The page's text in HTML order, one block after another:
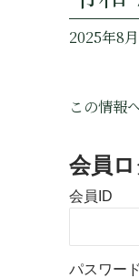
2025年8
この情報
会員
会員ID
パスワード